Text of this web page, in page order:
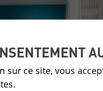
sur ce site, vous